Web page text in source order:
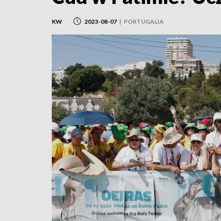
KW 2023-08-07 | PORTUGALIA